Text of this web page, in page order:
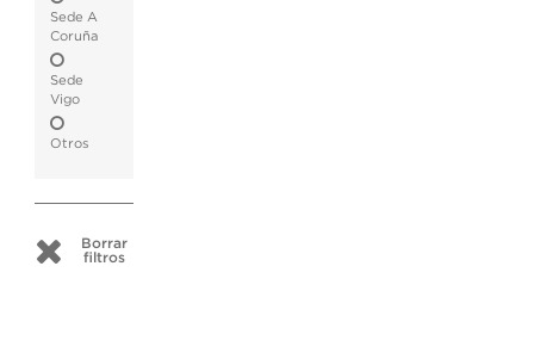
Sede A
Coruña
Sede
Vigo
Otros
Borrar
filtros